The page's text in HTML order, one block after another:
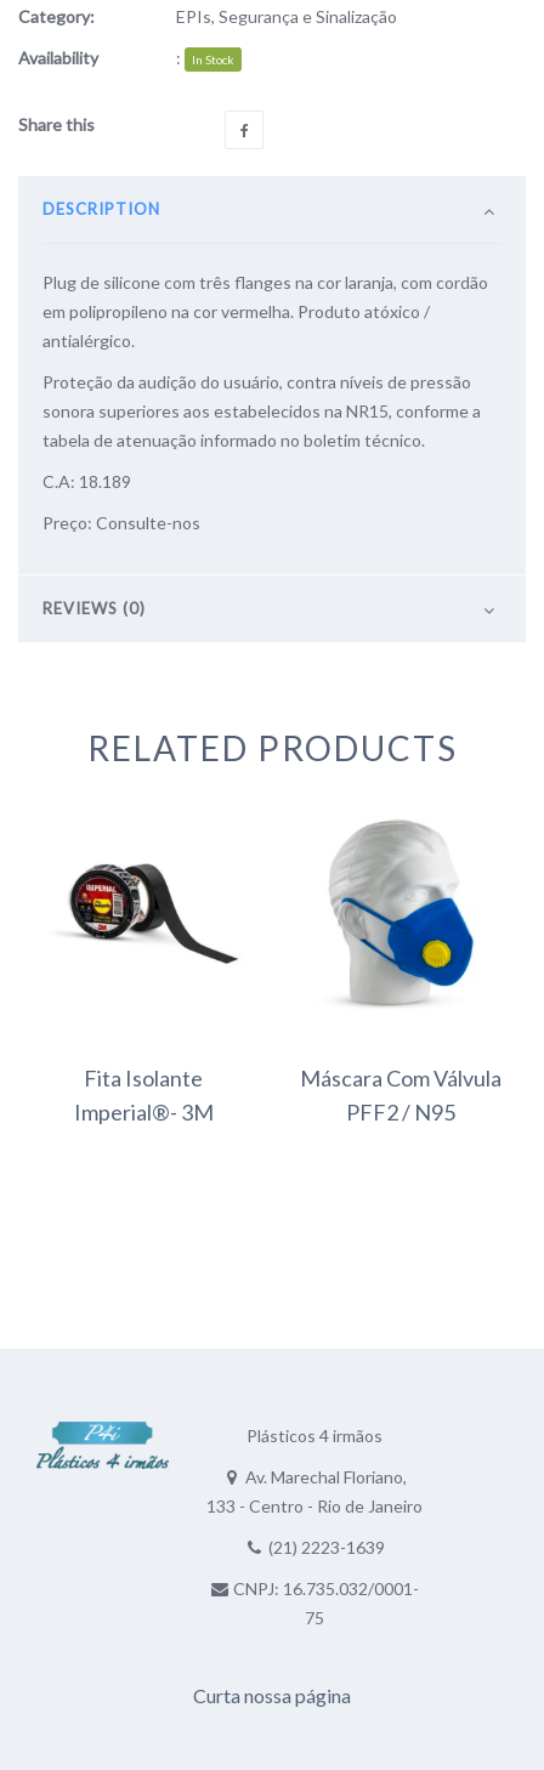
Category:
EPIs, Segurança e Sinalização
Availability
: In Stock
Share this
DESCRIPTION
Plug de silicone com três flanges na cor laranja, com cordão
em polipropileno na cor vermelha. Produto atóxico /
antialérgico.
Proteção da audição do usuário, contra níveis de pressão
sonora superiores aos estabelecidos na NR15, conforme a
tabela de atenuação informado no boletim técnico.
C.A: 18.189
Preço: Consulte-nos
REVIEWS (0)
RELATED PRODUCTS
Fita Isolante
Imperial®- 3M
Máscara Com Válvula
PFF2 / N95
Plásticos 4 irmãos
Av. Marechal Floriano,
133 - Centro - Rio de Janeiro
(21) 2223-1639
CNPJ: 16.735.032/0001-
75
Curta nossa página